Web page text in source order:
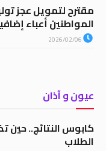
مقترح لتمويل عجز
المواطنين أعباء
عيون و آذان
الطلاب